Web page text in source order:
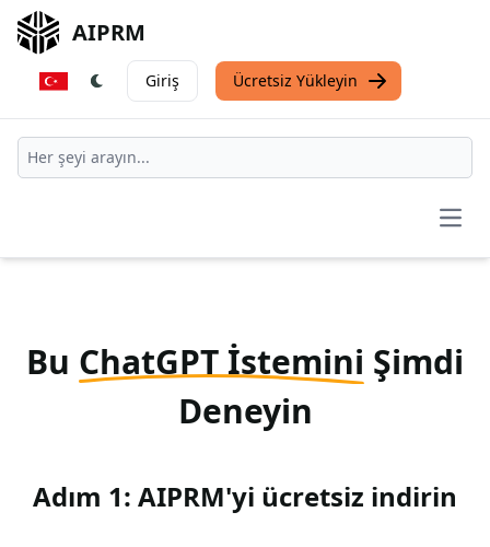
AIPRM
Giriş Ücretsiz Yükleyin
Bu ChatGPT İstemini Şimdi
Deneyin
Adım 1: AIPRM'yi ücretsiz indirin